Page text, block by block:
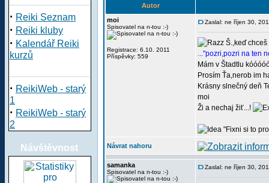
· Reiki Seznam
· Reiki kluby
· Kalendář Reiki
kurzů
· ReikiWeb - starý
1
· ReikiWeb - starý
2
Návštěvnost
Autor
moi
Spisovatel na n-tou :-)
Registrace: 6.10. 2011
Příspěvky: 559
Zaslal: ne říjen 30,
Š.,keď
..."pozri,pozri na ten
Mám v Štadtlu
Prosím Ťa,nerob im
Krásny slnečný deň
moi
Ži a nechaj žiť...!
"Fixni si to
Návrat nahoru
samanka
Spisovatel na n-tou :-)
Zaslal: ne říjen 30,